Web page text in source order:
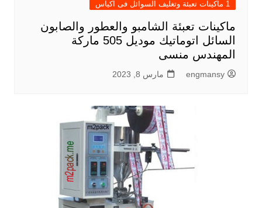
1 ماكينات تعبئة وتغليف السوائل فى اكياس
ماكينات تعبئة الشامبو والعطور والصابون
السائل اتوماتيك موديل 505 ماركة
المهندس منسى
engmansy مارس 8, 2023